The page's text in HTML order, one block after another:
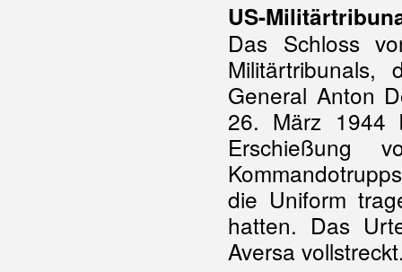
US-
Das Schloss
General Anton
26. März 1944
Erschießung
die Uniform
hatten. Das
Aversa